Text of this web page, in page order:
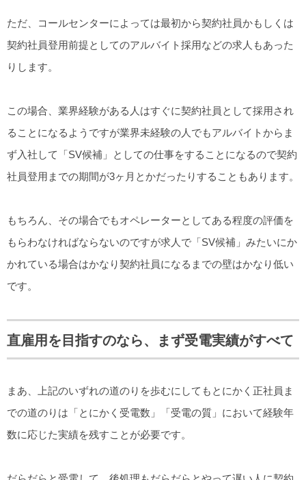
ただ、コールセンターによっては最初から契約社員かもしくは
契約社員登用前提としてのアルバイト採用などの求人もあった
りします。
この場合、業界経験がある人はすぐに契約社員として採用され
ることになるようですが業界未経験の人でもアルバイトからま
ず入社して「SV候補」としての仕事をすることになるので契約
社員登用までの期間が3ヶ月とかだったりすることもあります。
もちろん、その場合でもオペレーターとしてある程度の評価を
もらわなければならないのですが求人で「SV候補」みたいにか
かれている場合はかなり契約社員になるまでの壁はかなり低い
です。
直雇用を目指すのなら、まず受電実績がすべて
まあ、上記のいずれの道のりを歩むにしてもとにかく正社員ま
での道のりは「とにかく受電数」「受電の質」において経験年
数に応じた実績を残すことが必要です。